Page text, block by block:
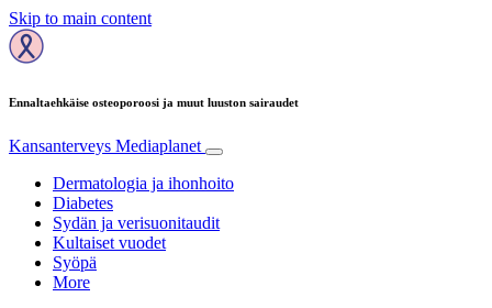
Skip to main content
Ennaltaehkäise osteoporoosi ja muut luuston sairaudet
Kansanterveys Mediaplanet
Dermatologia ja ihonhoito
Diabetes
Sydän ja verisuonitaudit
Kultaiset vuodet
Syöpä
More